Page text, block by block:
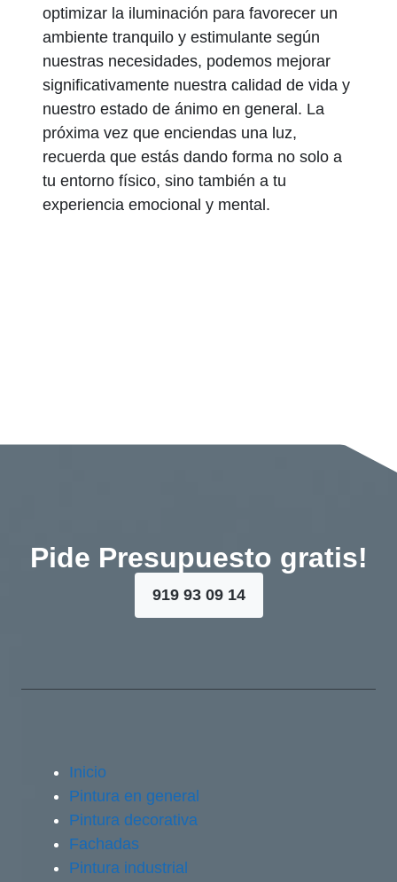
optimizar la iluminación para favorecer un
ambiente tranquilo y estimulante según
nuestras necesidades, podemos mejorar
significativamente nuestra calidad de vida y
nuestro estado de ánimo en general. La
próxima vez que enciendas una luz,
recuerda que estás dando forma no solo a
tu entorno físico, sino también a tu
experiencia emocional y mental.
Pide Presupuesto gratis!
919 93 09 14
Inicio
Pintura en general
Pintura decorativa
Fachadas
Pintura industrial